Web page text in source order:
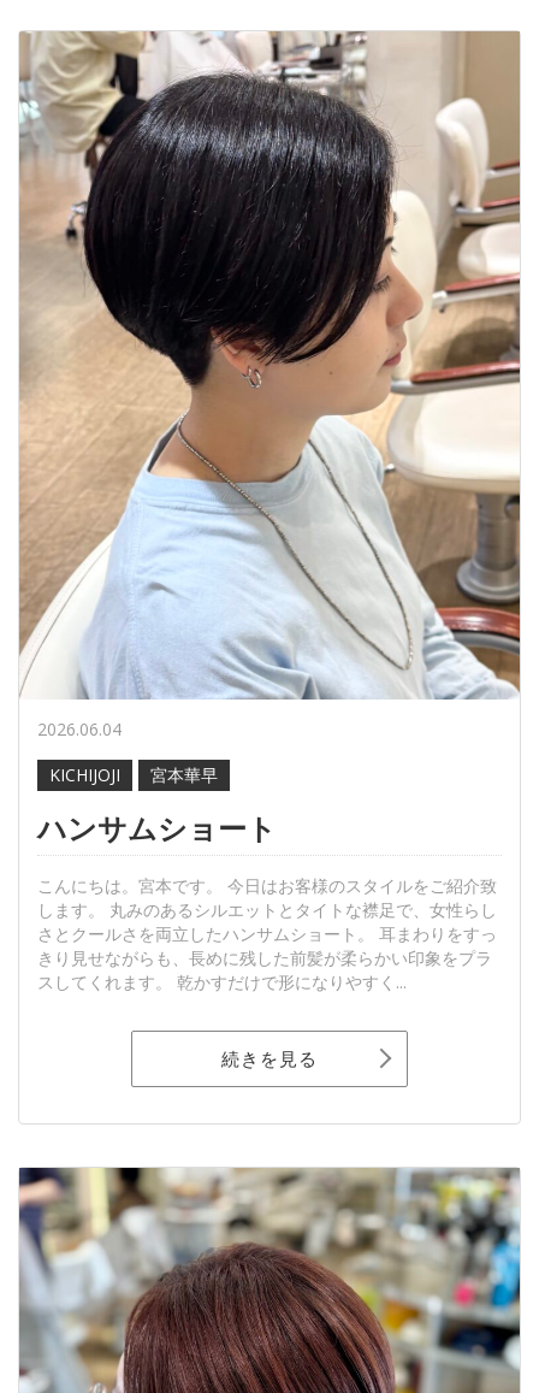
2026.06.04
KICHIJOJI
宮本華早
ハンサムショート
こんにちは。宮本です。 今日はお客様のスタイルをご紹介致
します。 丸みのあるシルエットとタイトな襟足で、女性らし
さとクールさを両立したハンサムショート。 耳まわりをすっ
きり見せながらも、長めに残した前髪が柔らかい印象をプラ
スしてくれます。 乾かすだけで形になりやすく...
続きを見る